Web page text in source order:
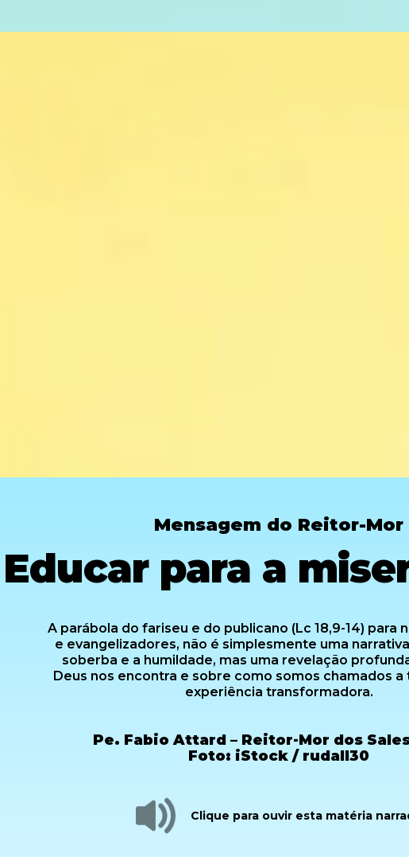
Mensagem do Reitor-Mor
Educar para a
A parábola do fariseu e do publicano (Lc 18,9-14) para
e evangelizadores, não é simplesmente uma
soberba e a humildade, mas uma revelação
Deus nos encontra e sobre como somos chamados a
experiência transformadora.
Pe. Fabio Attard – Reitor-Mor dos
Foto: iStock / rudall30
Clique para ouvir esta matéria